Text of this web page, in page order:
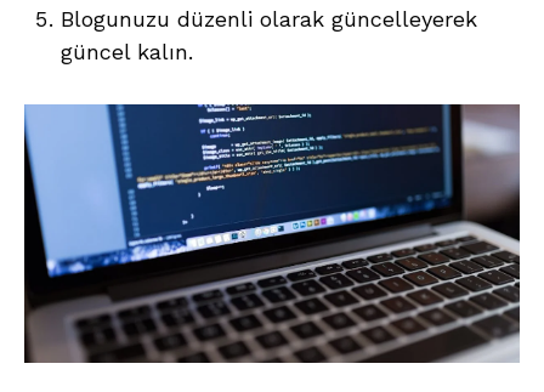
Blogunuzu düzenli olarak güncelleyerek
güncel kalın.